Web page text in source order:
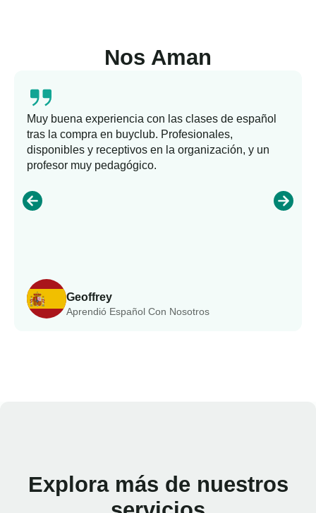
Nos Aman
Geoffrey
Aprendió Español Con Nosotros
Muy buena experiencia con las clases de español
tras la compra en buyclub. Profesionales,
disponibles y receptivos en la organización, y un
profesor muy pedagógico.
Explora más de nuestros